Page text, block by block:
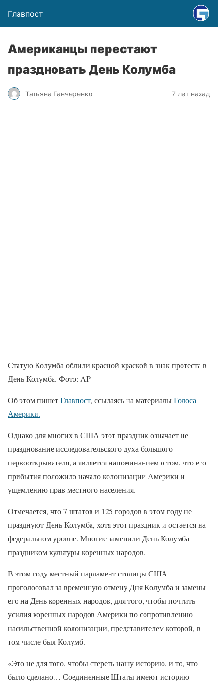
Главпост
Американцы перестают
праздновать День Колумба
Татьяна Ганчеренко 7 лет назад
Статую Колумба облили красной краской в ​​знак протеста в
День Колумба. Фото: AP
Об этом пишетГлавпост, ссылаясь на материалыГолоса
Америки.
Однако для многих в США этот праздник означает не
празднование исследовательского духа большого
первооткрывателя, а является напоминанием о том, что его
прибытия положило начало колонизации Америки и
ущемлению прав местного населения.
Отмечается, что 7 штатов и 125 городов в этом году не
празднуют День Колумба, хотя этот праздник и остается на
федеральном уровне. Многие заменили День Колумба
праздником культуры коренных народов.
В этом году местный парламент столицы США
проголосовал за временную отмену Дня Колумба и замены
его на День коренных народов, для того, чтобы почтить
усилия коренных народов Америки по сопротивлению
насильственной колонизации, представителем которой, в
том числе был Колумб.
«Это не для того, чтобы стереть нашу историю, и то, что
было сделано… Соединенные Штаты имеют историю